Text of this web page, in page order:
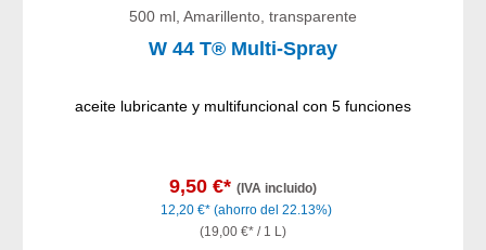
500 ml, Amarillento, transparente
W 44 T® Multi-Spray
aceite lubricante y multifuncional con 5 funciones
9,50 €* (IVA incluido)
12,20 €* (ahorro del 22.13%)
(19,00 €* / 1 L)